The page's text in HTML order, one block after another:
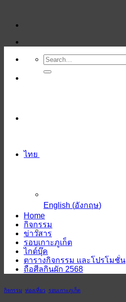
เนื้อหา
ไทย
English (อังกฤษ)
Home
กิจกรรม
ข่าวสาร
รอบเกาะภูเก็ต
ไกด์บุ๊ค
ตารางกิจกรรม และโปรโมชั่น
ถือศีลกินผัก 2568
กิจกรรม ท่องเที่ยว รอบเกาะภูเก็ต